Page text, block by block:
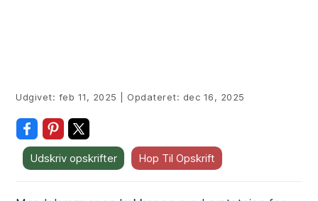
Udgivet: feb 11, 2025 Opdateret: dec 16, 2025
Udskriv opskrifter Hop Til Opskrift